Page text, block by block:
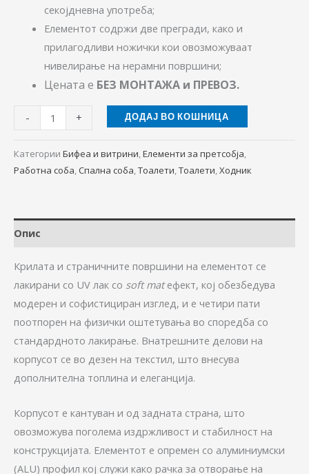
секојдневна употреба;
Елементот содржи две прегради, како и
прилагодливи ножички кои овозможуваат
нивелирање на нерамни површини;
Цената е БЕЗ МОНТАЖА и ПРЕВОЗ.
- + ДОДАЈ ВО КОШНИЦА
Категории Бифеа и витрини,Елементи за претсобја,
Работна соба, Спална соба,Тоалети,Тоалети,Ходник
Опис
Крилата и страничните површини на елементот се
лакирани со UV лак со soft matефект, кој обезбедува
модерен и софистициран изглед, и е четири пати
поотпорен на физички оштетувања во споредба со
стандардното лакирање. Внатрешните делови на
корпусот се во дезен на текстил, што внесува
дополнителна топлина и елеганција.
Корпусот е кантуван и од задната страна, што
овозможува поголема издржливост и стабилност на
конструкцијата. Елементот е опремен со алуминиумски
(ALU) профил кој служи како рачка за отворање на